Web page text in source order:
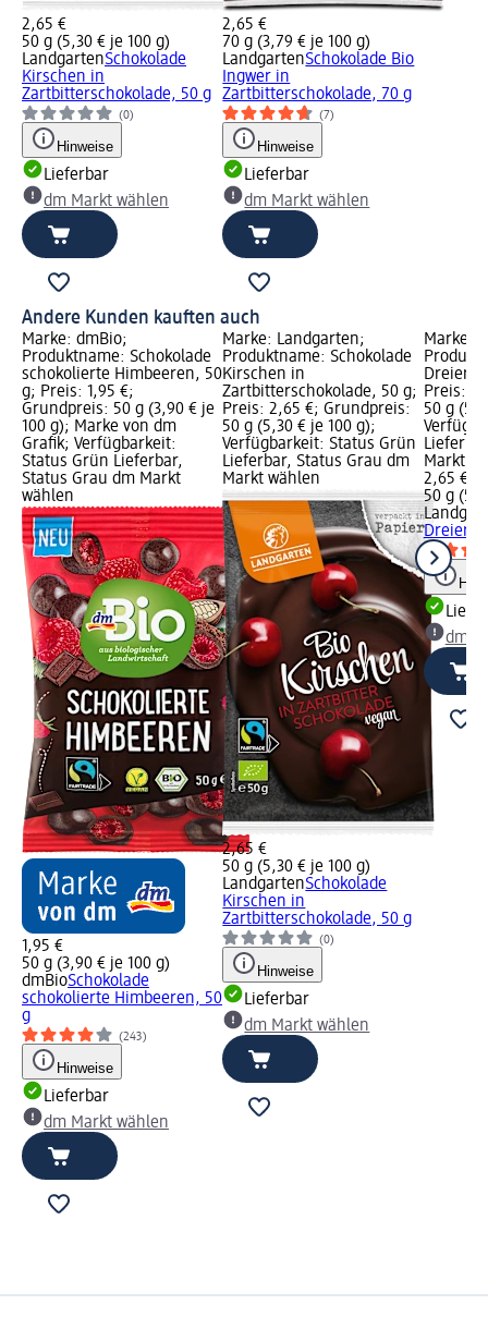
2,65 €
50 g (5,30 € je 100 g)
LandgartenSchokolade
Kirschen in
Zartbitterschokolade, 50 g
(0)
Hinweise
Lieferbar
dm Markt wählen
2,65 €
70 g (3,79 € je 100 g)
LandgartenSchokolade Bio
Ingwer in
Zartbitterschokolade, 70 g
(7)
Hinweise
Lieferbar
dm Markt wählen
Andere Kunden kauften auch
Marke: dmBio;
Produktname: Schokolade
schokolierte Himbeeren, 50
g; Preis: 1,95 €;
Grundpreis: 50 g (3,90 € je
100 g); Marke von dm
Grafik; Verfügbarkeit:
Status Grün Lieferbar,
Status Grau dm Markt
wählen
1,95 €
50 g (3,90 € je 100 g)
dmBioSchokolade
schokolierte Himbeeren, 50
g
(243)
Hinweise
Lieferbar
dm Markt wählen
Marke: Landgarten;
Produktname: Schokolade
Kirschen in
Zartbitterschokolade, 50 g;
Preis: 2,65 €; Grundpreis:
50 g (5,30 € je 100 g);
Verfügbarkeit: Status Grün
Lieferbar, Status Grau dm
Markt wählen
2,65 €
50 g (5,30 € je 100 g)
LandgartenSchokolade
Kirschen in
Zartbitterschokolade, 50 g
(0)
Hinweise
Lieferbar
dm Markt wählen
Marke:
Preis:
50 g
Markt
2,65 €
50 g
dm